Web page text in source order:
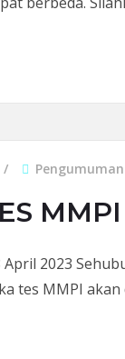
MMPI PPPK 29
2023
tes MMPI